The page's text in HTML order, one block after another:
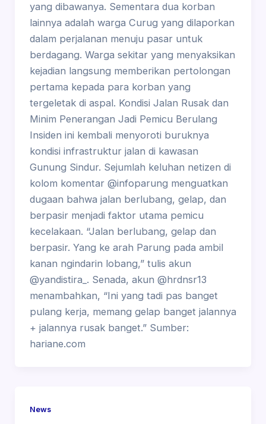
yang dibawanya. Sementara dua korban
lainnya adalah warga Curug yang dilaporkan
dalam perjalanan menuju pasar untuk
berdagang. Warga sekitar yang menyaksikan
kejadian langsung memberikan pertolongan
pertama kepada para korban yang
tergeletak di aspal. Kondisi Jalan Rusak dan
Minim Penerangan Jadi Pemicu Berulang
Insiden ini kembali menyoroti buruknya
kondisi infrastruktur jalan di kawasan
Gunung Sindur. Sejumlah keluhan netizen di
kolom komentar @infoparung menguatkan
dugaan bahwa jalan berlubang, gelap, dan
berpasir menjadi faktor utama pemicu
kecelakaan. “Jalan berlubang, gelap dan
berpasir. Yang ke arah Parung pada ambil
kanan ngindarin lobang,” tulis akun
@yandistira_. Senada, akun @hrdnsr13
menambahkan, “Ini yang tadi pas banget
pulang kerja, memang gelap banget jalannya
+ jalannya rusak banget.” Sumber:
hariane.com
News